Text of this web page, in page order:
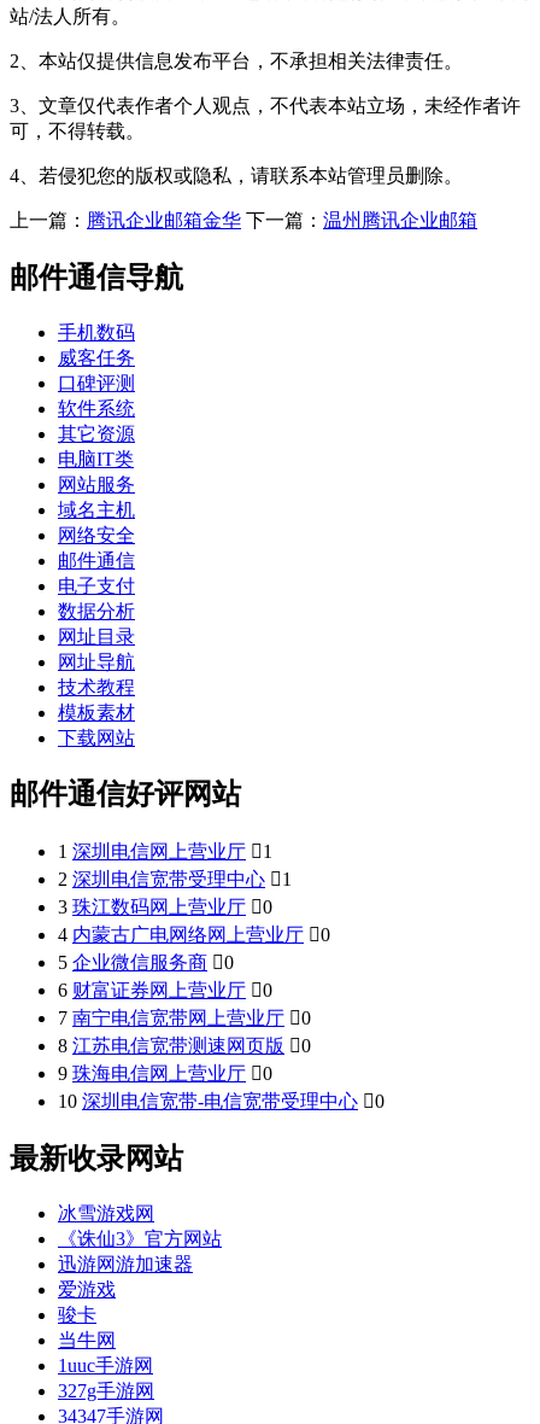
站/法人所有。
2、本站仅提供信息发布平台，不承担相关法律责任。
3、文章仅代表作者个人观点，不代表本站立场，未经作者许
可，不得转载。
4、若侵犯您的版权或隐私，请联系本站管理员删除。
上一篇： 腾讯企业邮箱金华 下一篇： 温州腾讯企业邮箱
邮件通信导航
手机数码
威客任务
口碑评测
软件系统
其它资源
电脑IT类
网站服务
域名主机
网络安全
邮件通信
电子支付
数据分析
网址目录
网址导航
技术教程
模板素材
下载网站
邮件通信好评网站
1 深圳电信网上营业厅 1
2 深圳电信宽带受理中心 1
3 珠江数码网上营业厅 0
4 内蒙古广电网络网上营业厅 0
5 企业微信服务商 0
6 财富证券网上营业厅 0
7 南宁电信宽带网上营业厅 0
8 江苏电信宽带测速网页版 0
9 珠海电信网上营业厅 0
10 深圳电信宽带-电信宽带受理中心 0
最新收录网站
冰雪游戏网
《诛仙3》官方网站
迅游网游加速器
爱游戏
骏卡
当牛网
1uuc手游网
327g手游网
34347手游网